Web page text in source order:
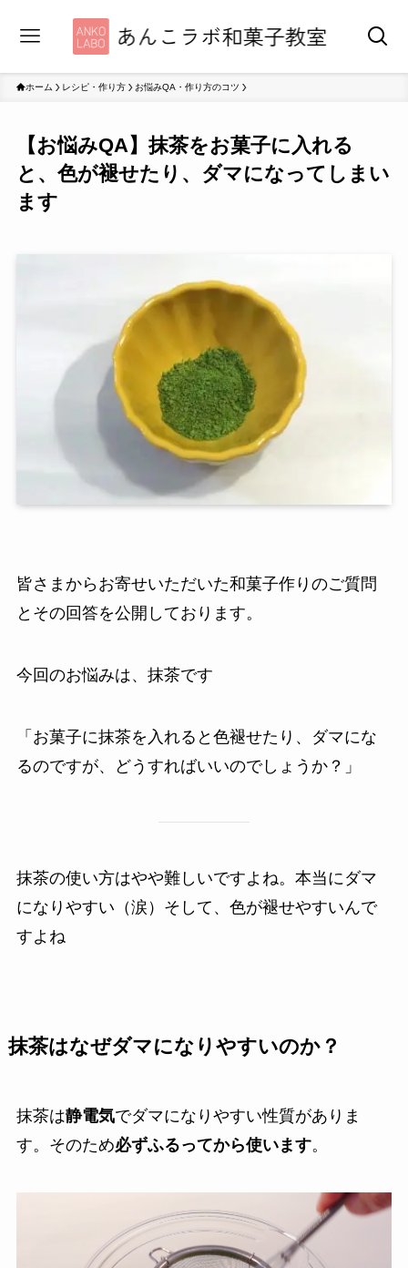
ホーム レシピ・作り方 お悩みQA・作り方のコツ
【お悩みQA】抹茶をお菓子に入れる
と、色が褪せたり、ダマになってしまい
ます
皆さまからお寄せいただいた和菓子作りのご質問
とその回答を公開しております。
今回のお悩みは、抹茶です
「お菓子に抹茶を入れると色褪せたり、ダマにな
るのですが、どうすればいいのでしょうか？」
抹茶の使い方はやや難しいですよね。本当にダマ
になりやすい（涙）そして、色が褪せやすいんで
すよね
抹茶はなぜダマになりやすいのか？
抹茶は静電気でダマになりやすい性質がありま
す。そのため必ずふるってから使います。